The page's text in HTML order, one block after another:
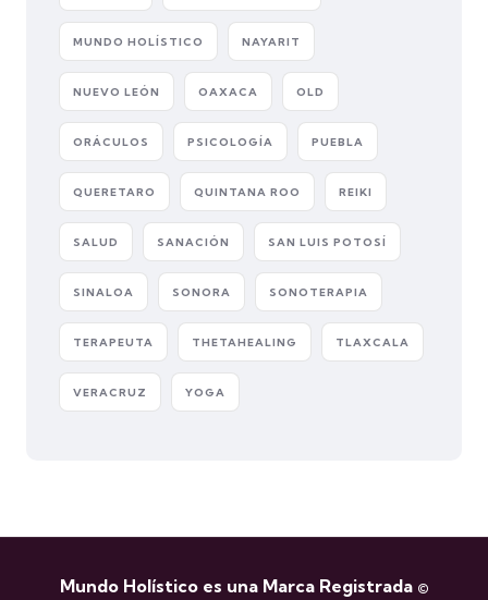
MUNDO HOLÍSTICO NAYARIT
NUEVO LEÓN OAXACA OLD
ORÁCULOS PSICOLOGÍA PUEBLA
QUERETARO QUINTANA ROO REIKI
SALUD SANACIÓN SAN LUIS POTOSÍ
SINALOA SONORA SONOTERAPIA
TERAPEUTA THETAHEALING TLAXCALA
VERACRUZ YOGA
Mundo Holístico es una Marca Registrada ©